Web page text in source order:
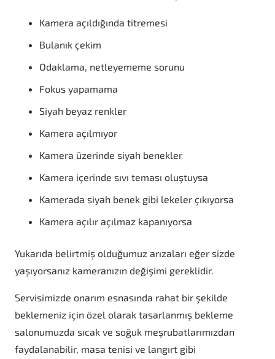
Kamera açıldığında titremesi
Bulanık çekim
Odaklama, netleyememe sorunu
Fokus yapamama
Siyah beyaz renkler
Kamera açılmıyor
Kamera üzerinde siyah benekler
Kamera içerinde sıvı teması oluştuysa
Kamerada siyah benek gibi lekeler çıkıyorsa
Kamera açılır açılmaz kapanıyorsa
Yukarıda belirtmiş olduğumuz arızaları eğer sizde
yaşıyorsanız kameranızın değişimi gereklidir.
Servisimizde onarım esnasında rahat bir şekilde
beklemeniz için özel olarak tasarlanmış bekleme
salonumuzda sıcak ve soğuk meşrubatlarımızdan
faydalanabilir, masa tenisi ve langırt gibi